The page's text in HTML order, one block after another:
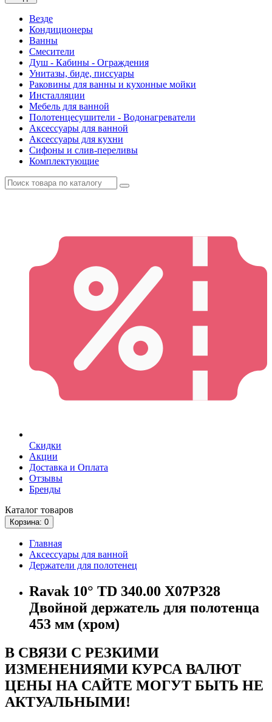
Везде
Кондиционеры
Ванны
Смесители
Душ - Кабины - Ограждения
Унитазы, биде, писсуары
Раковины для ванны и кухонные мойки
Инсталляции
Мебель для ванной
Полотенцесушители - Водонагреватели
Аксессуары для ванной
Аксессуары для кухни
Сифоны и слив-переливы
Комплектующие
Скидки
Акции
Доставка и Оплата
Отзывы
Бренды
Каталог товаров
Корзина: 0
Главная
Аксессуары для ванной
Держатели для полотенец
Ravak 10° TD 340.00 X07P328
Двойной держатель для полотенца
453 мм (хром)
В СВЯЗИ С РЕЗКИМИ
ИЗМЕНЕНИЯМИ КУРСА ВАЛЮТ
ЦЕНЫ НА САЙТЕ МОГУТ БЫТЬ НЕ
АКТУАЛЬНЫМИ!